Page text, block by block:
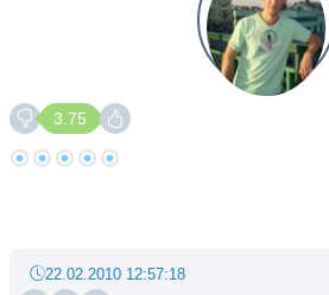
3.75
22.02.2010 12:57:18